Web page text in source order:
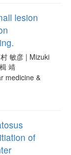
lesion
敏彦 | Mizuki
靖
medicine &
of